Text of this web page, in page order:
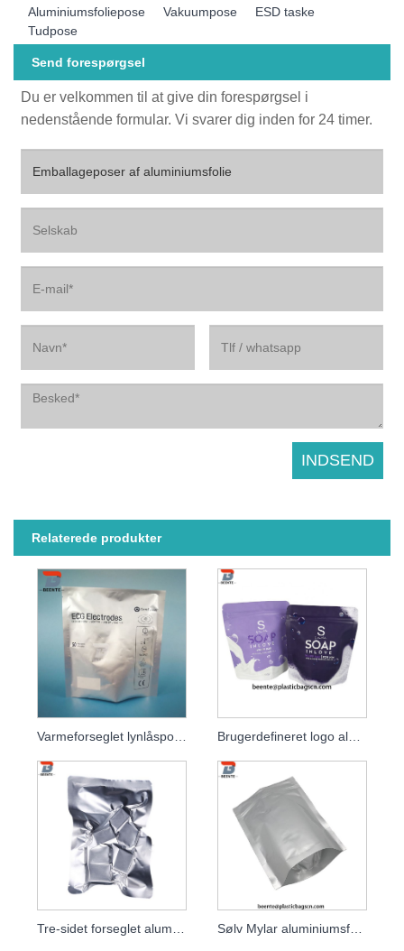
Aluminiumsfoliepose Vakuumpose
ESD taske
Tudpose
Send forespørgsel
Du er velkommen til at give din forespørgsel i
nedenstående formular. Vi svarer dig inden for 24 timer.
Relaterede produkter
Varmeforseglet lynlåspose i aluminiumsfolie Brugerdefineret logo aluminiumsfoliepose til sæbe